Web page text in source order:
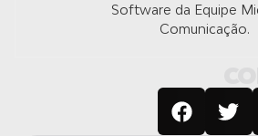
Software da Equipe
Comunicação.